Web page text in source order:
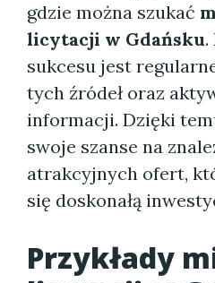
gdzie można szukać
licytacji w Gdańsku.
sukcesu jest
tych źródeł oraz
informacji. Dzięki
swoje szanse na
atrakcyjnych ofert,
się doskonałą
Przykłady